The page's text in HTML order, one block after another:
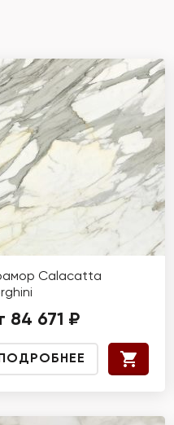
Calacatta
84 671 ₽
ПОДРОБНЕЕ